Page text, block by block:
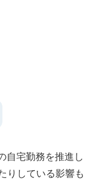
自宅勤務を推進し
りしている影響も